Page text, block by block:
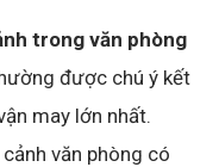
trong văn phòng
được chú ý kết
may lớn nhất.
văn phòng có